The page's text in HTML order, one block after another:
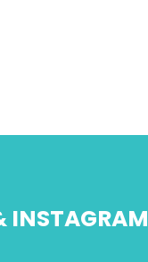
INSTAGRAM